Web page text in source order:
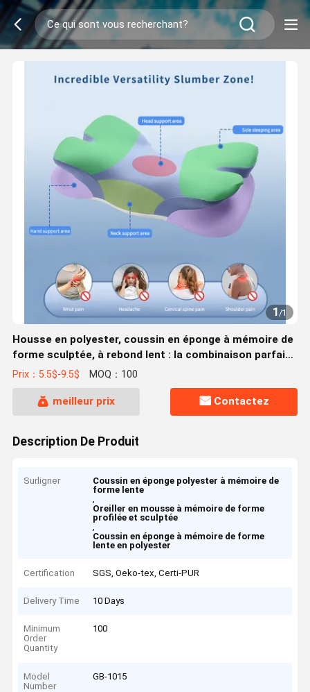
1/1
Housse en polyester, coussin en éponge à mémoire de
forme sculptée, à rebond lent : la combinaison parfaite
du confort et de la commodité
Prix：5.5$-9.5$ MOQ：100
meilleur prix Contactez
Description De Produit
Surligner
Coussin en éponge polyester à mémoire de
forme lente
,
Oreiller en mousse à mémoire de forme
profilée et sculptée
,
Coussin en éponge à mémoire de forme
lente en polyester
Certification SGS, Oeko-tex, Certi-PUR
Delivery Time 10 Days
Minimum
Order
Quantity
100
Model
Number
GB-1015